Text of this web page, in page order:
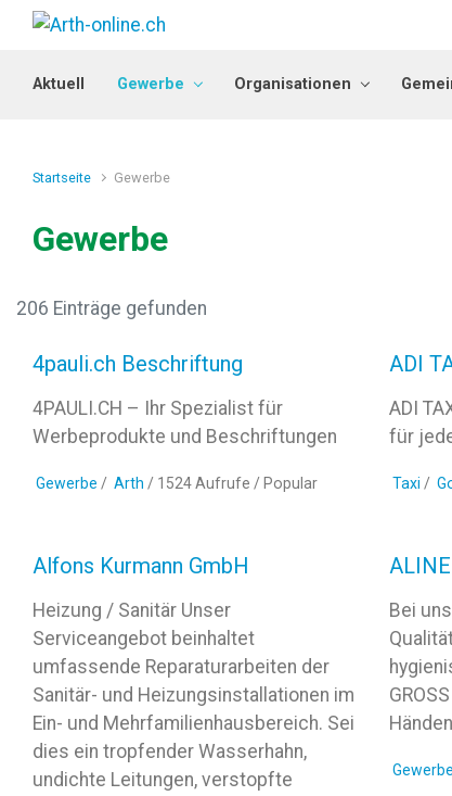
Zum Hauptinhalt springen
Aktuell Gewerbe Organisationen
Startseite Gewerbe
Gewerbe
206 Einträge gefunden
4pauli.ch Beschriftung
4PAULI.CH – Ihr Spezialist für
Werbeprodukte und Beschriftungen
Gewerbe / Arth / 1524 Aufrufe / Popular
ADI
ADI
für
Taxi /
Alfons Kurmann GmbH
Heizung / Sanitär Unser
Serviceangebot beinhaltet
umfassende Reparaturarbeiten der
Sanitär- und Heizungsinstallationen im
Ein- und Mehrfamilienhausbereich. Sei
dies ein tropfender Wasserhahn,
undichte Leitungen, verstopfte
Bei
Gewerbe